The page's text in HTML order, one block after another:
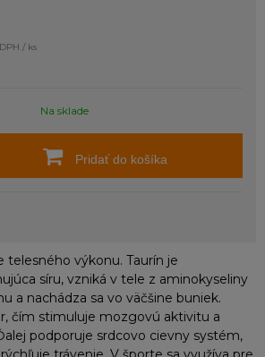
/ ks
Na sklade
Pridať do košíka
telesného výkonu. Taurín je
síru, vzniká v tele z aminokyseliny
a nachádza sa vo väčšine buniek.
čím stimuluje mozgovú aktivitu a
podporuje srdcovo cievny systém,